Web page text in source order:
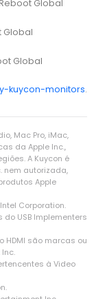
Global
Global
Global
kuycon-monitors.
Mac Pro, iMac,
da Apple Inc.,
A Kuycon é
nem autorizada,
Apple
Corporation.
do USB Implementers
HDMI são marcas ou
à Video